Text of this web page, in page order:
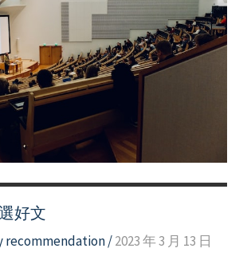
好文
recommendation/2023 年 3 月 13 日